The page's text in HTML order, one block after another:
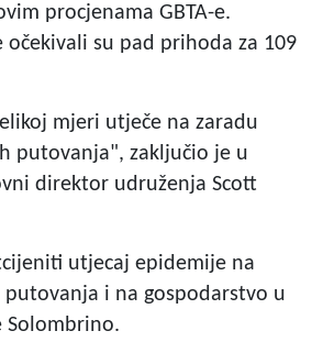
procjenama GBTA-e.
očekivali su pad prihoda za 109
mjeri utječe na zaradu
putovanja", zaključio je u
direktor udruženja Scott
utjecaj epidemije na
i na gospodarstvo u